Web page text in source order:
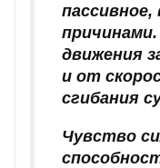
движения
и от
сгибания
Чувство